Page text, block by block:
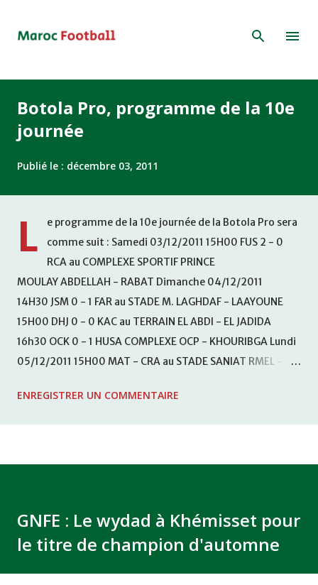
Botola Pro, programme de la 10e
journée
Publié le : décembre 03, 2011
L
e programme de la 10e journée de la Botola Pro sera
comme suit : Samedi 03/12/2011 15H00 FUS 2 - 0
RCA au COMPLEXE SPORTIF PRINCE
MOULAY ABDELLAH - RABAT Dimanche 04/12/2011
14H30 JSM 0 - 1 FAR au STADE M. LAGHDAF - LAAYOUNE
15H00 DHJ 0 - 0 KAC au TERRAIN EL ABDI - EL JADIDA
16h30 OCK 0 - 1 HUSA COMPLEXE OCP - KHOURIBGA Lundi
05/12/2011 15H00 MAT - CRA au STADE SANIAT RMEL -
KHEMISET Mardi 06/12/2011 15H00 WAF - OCS au
ENREGISTRER UN COMMENTAIRE
GNFE : Le wydad à Khémisset pour
le titre de champion d'automne